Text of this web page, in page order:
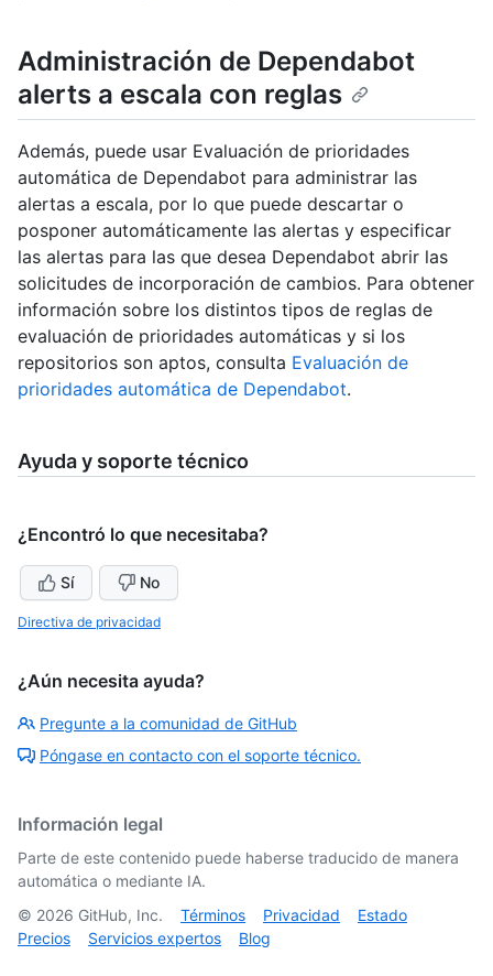
Administración de Dependabot
alerts a escala con reglas
Además, puede usar Evaluación de prioridades
automática de Dependabot para administrar las
alertas a escala, por lo que puede descartar o
posponer automáticamente las alertas y especificar
las alertas para las que desea Dependabot abrir las
solicitudes de incorporación de cambios. Para obtener
información sobre los distintos tipos de reglas de
evaluación de prioridades automáticas y si los
repositorios son aptos, consulta Evaluación de
prioridades automática de Dependabot.
Ayuda y soporte técnico
¿Encontró lo que necesitaba?
Sí No
Directiva de privacidad
¿Aún necesita ayuda?
Pregunte a la comunidad de GitHub
Póngase en contacto con el soporte técnico.
Información legal
Parte de este contenido puede haberse traducido de manera
automática o mediante IA.
© 2026 GitHub, Inc. Términos Privacidad
Estado
Precios
Servicios expertos Blog